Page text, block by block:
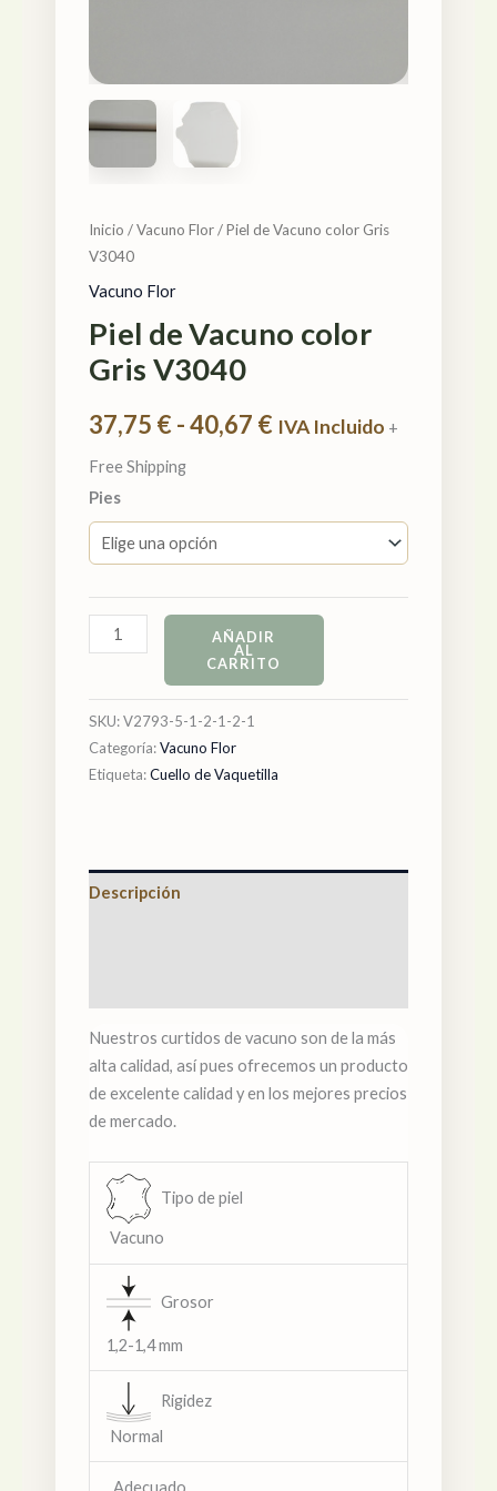
Inicio /Vacuno Flor/ Piel de Vacuno color Gris
V3040
Vacuno Flor
Piel de Vacuno color
Gris V3040
37,75 €-40,67 € IVA Incluido +
Free Shipping
Pies
AÑADIR
AL
CARRITO
SKU:V2793-5-1-2-1-2-1
Categoría:Vacuno Flor
Etiqueta:Cuello de Vaquetilla
Descripción
Nuestros curtidos de vacuno son de la más
alta calidad, así pues ofrecemos un producto
de excelente calidad y en los mejores precios
de mercado.
Tipo de piel
Vacuno
Grosor
1,2-1,4 mm
Rigidez
Normal
Adecuado